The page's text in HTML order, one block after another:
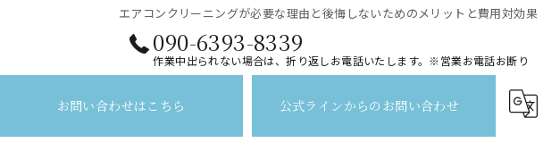
エアコンクリーニングが必要な理由と後悔しないためのメリットと費用対効果
090-6393-8339
作業中出られない場合は、折り返しお電話いたします。※営業お電話お断り
お問い合わせはこちら 公式ラインからのお問い合わせ